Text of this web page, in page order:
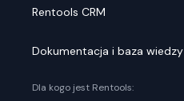
Rentools CRM
Dokumentacja i baza wiedzy
Dla kogo jest Rentools: